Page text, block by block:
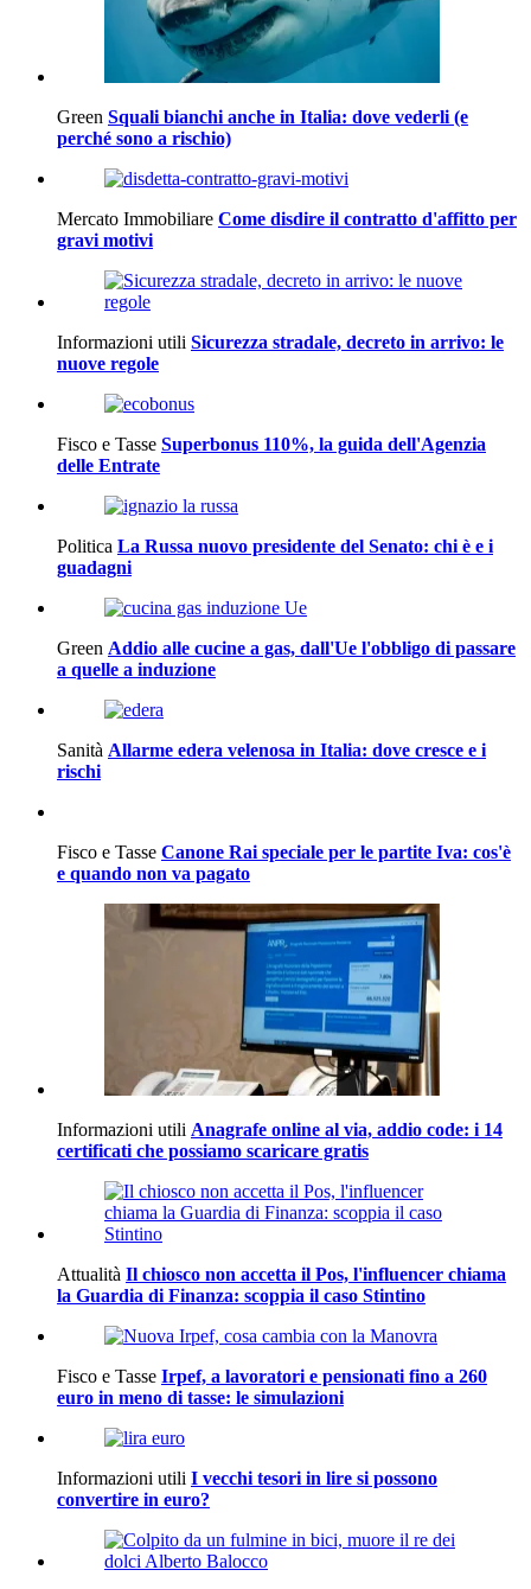
Green Squali bianchi anche in Italia: dove vederli (e
perché sono a rischio)
Mercato Immobiliare Come disdire il contratto d'affitto per
gravi motivi
Informazioni utili Sicurezza stradale, decreto in arrivo: le
nuove regole
Fisco e Tasse Superbonus 110%, la guida dell'Agenzia
delle Entrate
Politica La Russa nuovo presidente del Senato: chi è e i
guadagni
Green Addio alle cucine a gas, dall'Ue l'obbligo di passare
a quelle a induzione
Sanità Allarme edera velenosa in Italia: dove cresce e i
rischi
Fisco e Tasse Canone Rai speciale per le partite Iva: cos'è
e quando non va pagato
Informazioni utili Anagrafe online al via, addio code: i 14
certificati che possiamo scaricare gratis
Attualità Il chiosco non accetta il Pos, l'influencer chiama
la Guardia di Finanza: scoppia il caso Stintino
Fisco e Tasse Irpef, a lavoratori e pensionati fino a 260
euro in meno di tasse: le simulazioni
Informazioni utili I vecchi tesori in lire si possono
convertire in euro?